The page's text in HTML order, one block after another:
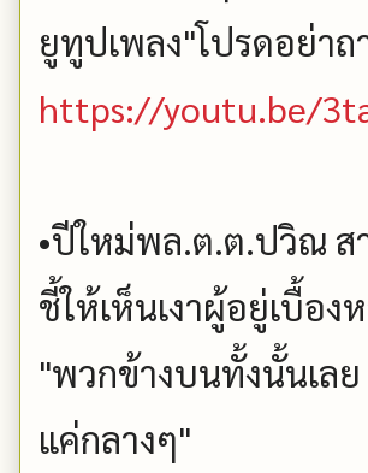
ยูทูปเพลง"โปรดอย่า
https://youtu.be/
•ปีใหม่พล.ต.ต.ปวิณ ส
ชี้ให้เห็นเงาผู้อยู่เบื้อ
"พวกข้างบนทั้งนั้นเล
แค่กลางๆ"